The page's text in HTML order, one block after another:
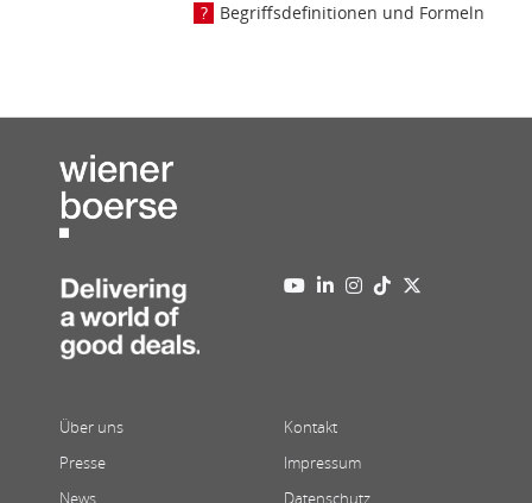
Begriffsdefinitionen und Formeln
Über uns
Presse
News
Kontakt
Impressum
Datenschutz